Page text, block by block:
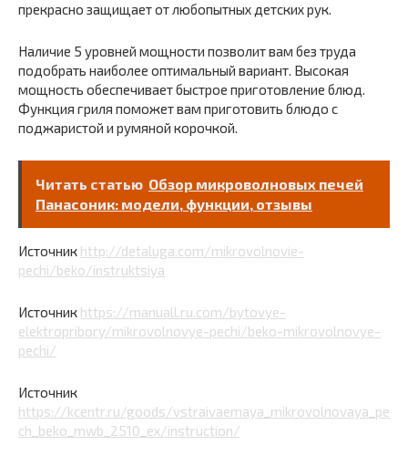
прекрасно защищает от любопытных детских рук.
Наличие 5 уровней мощности позволит вам без труда
подобрать наиболее оптимальный вариант. Высокая
мощность обеспечивает быстрое приготовление блюд.
Функция гриля поможет вам приготовить блюдо с
поджаристой и румяной корочкой.
Читать статью Обзор микроволновых печей
Панасоник: модели, функции, отзывы
Источник http://detaluga.com/mikrovolnovie-
pechi/beko/instruktsiya
Источник https://manuall.ru.com/bytovye-
elektropribory/mikrovolnovye-pechi/beko-mikrovolnovye-
pechi/
Источник
https://kcentr.ru/goods/vstraivaemaya_mikrovolnovaya_pe
ch_beko_mwb_2510_ex/instruction/